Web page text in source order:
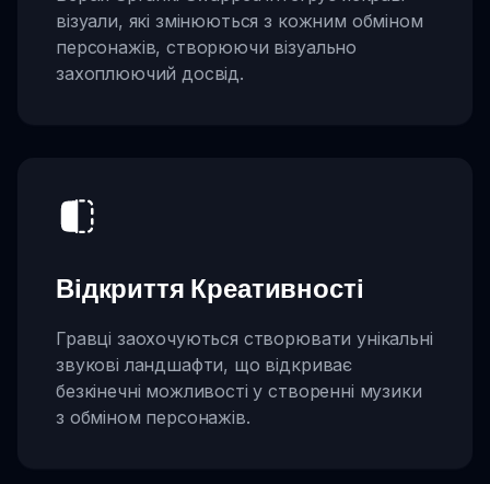
візуали, які змінюються з кожним обміном
персонажів, створюючи візуально
захоплюючий досвід.
Відкриття Креативності
Гравці заохочуються створювати унікальні
звукові ландшафти, що відкриває
безкінечні можливості у створенні музики
з обміном персонажів.